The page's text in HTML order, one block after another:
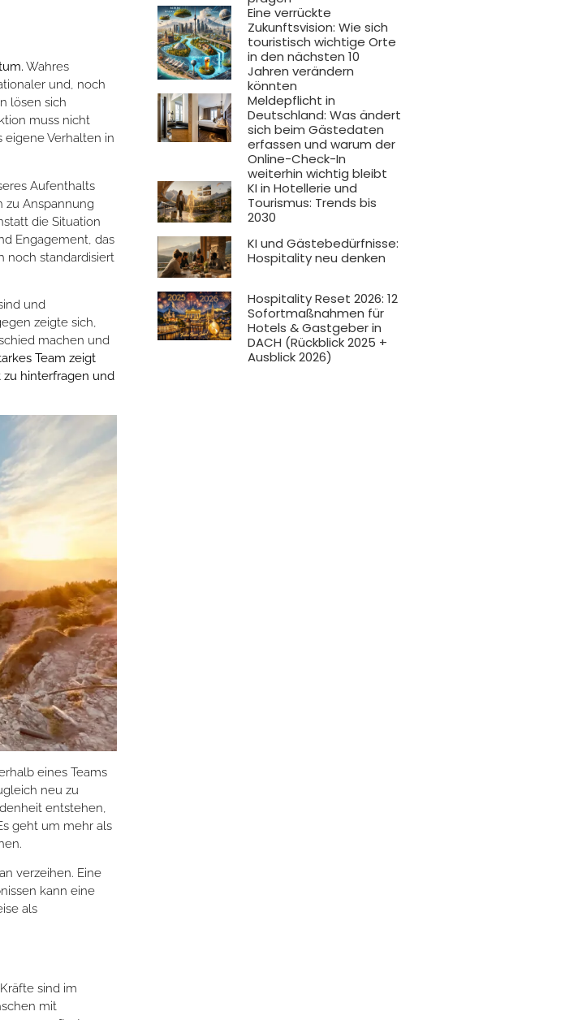
Wahres
und, noch
lösen sich
muss nicht
eigene Verhalten in
Aufenthalts
zu Anspannung
die Situation
Engagement, das
noch standardisiert
und
zeigte sich,
machen und
Team zeigt
zu hinterfragen und
eines Teams
neu zu
entstehen,
geht um mehr als
verzeihen. Eine
kann eine
als
sind im
mit
Eine verrückte
Zukunftsvision: Wie sich
touristisch wichtige Orte
in den nächsten 10
Jahren verändern
könnten
Meldepflicht in
Deutschland: Was ändert
sich beim Gästedaten
erfassen und warum der
Online-Check-In
weiterhin wichtig bleibt
KI in Hotellerie und
Tourismus: Trends bis
2030
KI und Gästebedürfnisse:
Hospitality neu denken
Hospitality Reset 2026: 12
Sofortmaßnahmen für
Hotels & Gastgeber in
DACH (Rückblick 2025 +
Ausblick 2026)